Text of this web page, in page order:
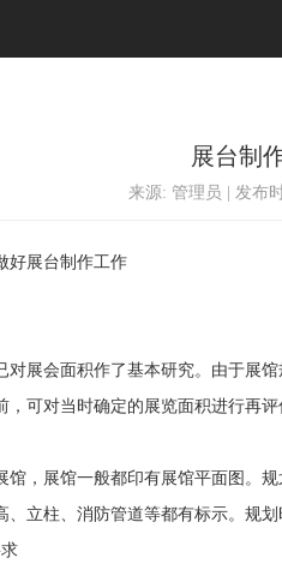
展台制
来源: 管理员 | 发布
展台制作工作
会面积作了基本研究。由于展馆
可对当时确定的展览面积进行再评
展馆一般都印有展馆平面图。规
立柱、消防管道等都有标示。规划